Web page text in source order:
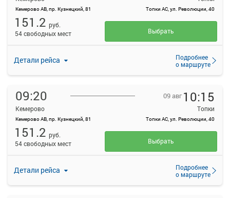
Кемерово АВ, пр. Кузнецкий, 81 Топки АС, ул. Революции, 40
Детали рейса
Подробнее
о маршруте
151.2 руб.
54 свободных мест
Выбрать
09:20
Кемерово
Кемерово АВ, пр. Кузнецкий, 81
09 авг 10:15
Топки
Топки АС, ул. Революции, 40
Детали рейса
Подробнее
о маршруте
151.2 руб.
54 свободных мест
Выбрать